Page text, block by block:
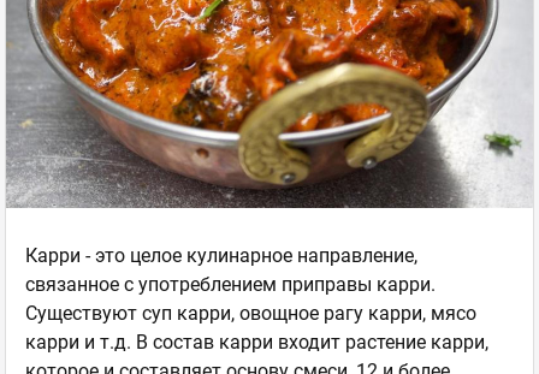
Карри - это целое кулинарное направление,
связанное с употреблением приправы карри.
Существуют суп карри, овощное рагу карри, мясо
карри и т.д. В состав карри входит растение карри,